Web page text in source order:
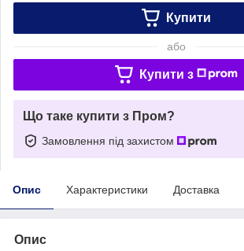
Купити
або
Купити з
Що таке купити з Пром?
Замовлення під захистом
Опис Характеристики Доставка
Опис